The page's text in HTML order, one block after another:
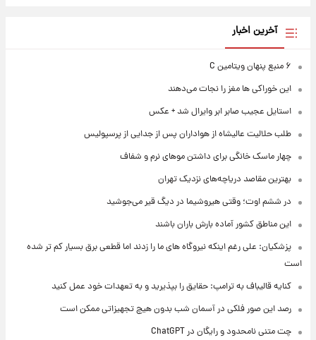
آخرین اخبار
۶ منبع پنهان ویتامین C
این خوراکی ها مغز را نجات می‌دهند
استایل عجیب صابر ابر وایرال شد + عکس
طلب حلالیت عالیشاه از هواداران پس از جدایی از پرسپولیس
چهار ماسک خانگی برای داشتن موهای نرم و شفاف
بهترین مقاصد دریاچه‌های نزدیک تهران
در ششم اوت؛ وقتی هیروشیما در دیگ قیر می‌جوشید
این مناطق کشور آماده بارش باران باشند
پزشکیان: علی رغم اینکه نیروگاه های ما را زدند اما قطعی برق بسیار کم تر شده
است
کنایه قالیباف به ترامپ: حقایق را بپذیرید و به تعهدات خود عمل کنید
رصد این صور فلکی در آسمان شب بدون هیچ تجهیزاتی ممکن است
چت متنی نامحدود و رایگان در ChatGPT